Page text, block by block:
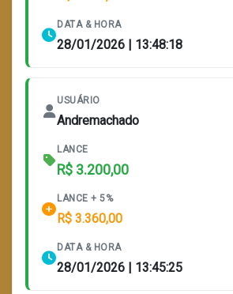
DATA & HORA
28/01/2026 | 13:48:18
USUÁRIO
Andremachado
LANCE
R$ 3.200,00
LANCE + 5%
R$ 3.360,00
DATA & HORA
28/01/2026 | 13:45:25